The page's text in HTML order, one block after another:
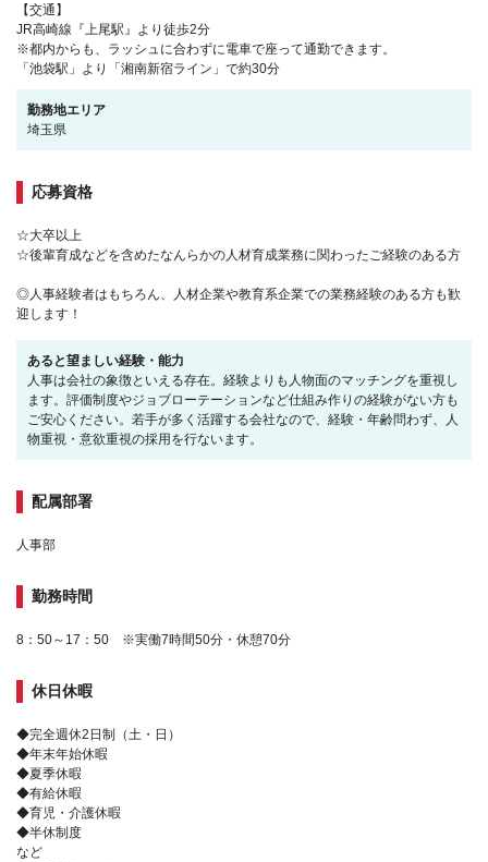
【交通】
JR高崎線『上尾駅』より徒歩2分
※都内からも、ラッシュに合わずに電車で座って通勤できます。
「池袋駅」より「湘南新宿ライン」で約30分
勤務地エリア
埼玉県
応募資格
☆大卒以上
☆後輩育成などを含めたなんらかの人材育成業務に関わったご経験のある方
◎人事経験者はもちろん、人材企業や教育系企業での業務経験のある方も歓
迎します！
あると望ましい経験・能力
人事は会社の象徴といえる存在。経験よりも人物面のマッチングを重視し
ます。評価制度やジョブローテーションなど仕組み作りの経験がない方も
ご安心ください。若手が多く活躍する会社なので、経験・年齢問わず、人
物重視・意欲重視の採用を行ないます。
配属部署
人事部
勤務時間
8：50～17：50 ※実働7時間50分・休憩70分
休日休暇
◆完全週休2日制（土・日）
◆年末年始休暇
◆夏季休暇
◆有給休暇
◆育児・介護休暇
◆半休制度
など